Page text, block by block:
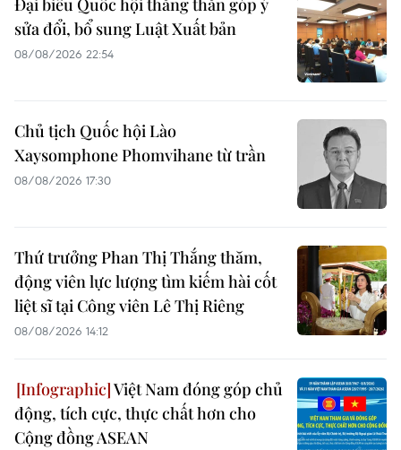
Đại biểu Quốc hội thẳng thắn góp ý
sửa đổi, bổ sung Luật Xuất bản
08/08/2026 22:54
Chủ tịch Quốc hội Lào
Xaysomphone Phomvihane từ trần
08/08/2026 17:30
Thứ trưởng Phan Thị Thắng thăm,
động viên lực lượng tìm kiếm hài cốt
liệt sĩ tại Công viên Lê Thị Riêng
08/08/2026 14:12
Việt Nam đóng góp chủ
động, tích cực, thực chất hơn cho
Cộng đồng ASEAN